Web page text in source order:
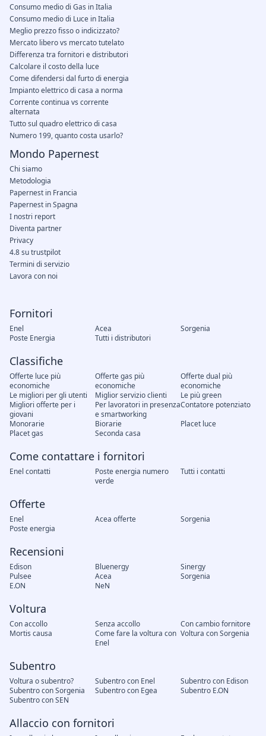
Fornitori
Enel Acea
Sorgenia
Poste Energia
Tutti i distributori
Classifiche
Offerte luce più
economiche
Offerte gas più
economiche
Offerte dual più
economiche
Le migliori per gli utenti
Miglior servizio clienti
Le più green
Migliori offerte per i
giovani
Per lavoratori in presenza
e smartworking
Contatore potenziato
Monorarie
Biorarie
Placet luce
Placet gas
Seconda casa
Come contattare i fornitori
Enel contatti
Poste energia numero
verde
Tutti i contatti
Offerte
Enel Acea offerte
Sorgenia
Poste energia
Recensioni
Edison Bluenergy
Sinergy
Pulsee
Acea
Sorgenia
E.ON
NeN
Voltura
Con accollo Senza accollo
Con cambio fornitore
Mortis causa
Come fare la voltura con
Enel
Voltura con Sorgenia
Subentro
Voltura o subentro? Subentro con Enel
Subentro con Edison
Subentro con Sorgenia
Subentro con Egea
Subentro E.ON
Subentro con SEN
Allaccio con fornitori
Consumo medio di Gas in Italia
Consumo medio di Luce in Italia
Meglio prezzo fisso o indicizzato?
Mercato libero vs mercato tutelato
Differenza tra fornitori e distributori
Calcolare il costo della luce
Come difendersi dal furto di energia
Impianto elettrico di casa a norma
Corrente continua vs corrente
alternata
Tutto sul quadro elettrico di casa
Numero 199, quanto costa usarlo?
Mondo Papernest
Chi siamo
Metodologia
Papernest in Francia
Papernest in Spagna
I nostri report
Diventa partner
Privacy
4.8 su trustpilot
Termini di servizio
Lavora con noi